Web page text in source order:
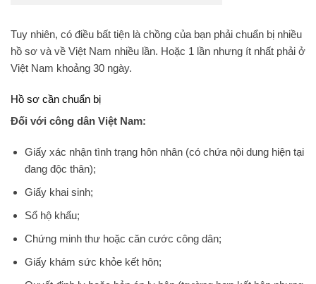
Tuy nhiên, có điều bất tiện là chồng của bạn phải chuẩn bị nhiều
hồ sơ và về Việt Nam nhiều lần. Hoặc 1 lần nhưng ít nhất phải ở
Việt Nam khoảng 30 ngày.
Hồ sơ cần chuẩn bị
Đối với công dân Việt Nam:
Giấy xác nhận tình trạng hôn nhân (có chứa nội dung hiện tại
đang độc thân);
Giấy khai sinh;
Sổ hộ khẩu;
Chứng minh thư hoặc căn cước công dân;
Giấy khám sức khỏe kết hôn;